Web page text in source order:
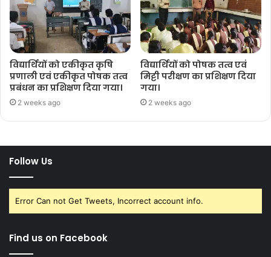
विद्यार्थियों को एकीकृत कृषि
प्रणाली एवं एकीकृत पोषक तत्व
प्रबंधन का प्रशिक्षण दिया गया।
2 weeks ago
विद्यार्थियों को पोषक तत्व एवं
मिट्टी परीक्षण का प्रशिक्षण दिया
गया।
2 weeks ago
Follow Us
Error Can not Get Tweets, Incorrect account info.
Find us on Facebook